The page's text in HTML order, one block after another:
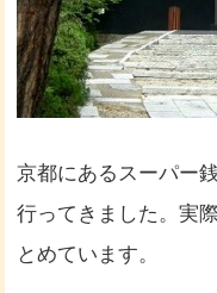
京都にあるスーパー
行ってきました。実
とめています。